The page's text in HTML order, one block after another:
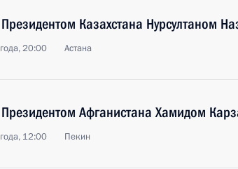
Президентом Казахстана Нурсултаном
20:00 Астана
Президентом Афганистана Хамидом
12:00 Пекин